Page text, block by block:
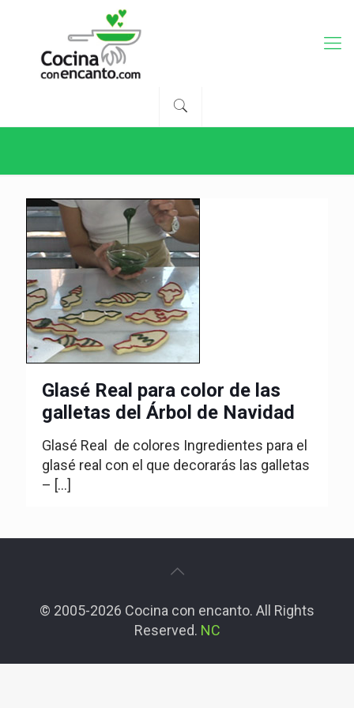
Glasé Real para color de las
galletas del Árbol de Navidad
Glasé Real de colores Ingredientes para el
glasé real con el que decorarás las galletas
– […]
© 2005-2026 Cocina con encanto. All Rights
Reserved. NC